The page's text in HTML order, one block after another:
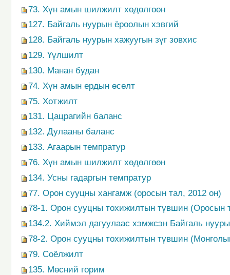
73. Хүн амын шилжилт хөдөлгөөн
127. Байгаль нуурын ёроолын хэвгий
128. Байгаль нуурын хажуугын зүг зовхис
129. Үүлшилт
130. Манан будан
74. Хүн амын ердын өсөлт
75. Хотжилт
131. Цацрагийн баланс
132. Дулааны баланс
133. Агаарын темпратур
76. Хүн амын шилжилт хөдөлгөөн
134. Усны гадаргын темпратур
77. Орон сууцны хангамж (оросын тал, 2012 он)
78-1. Орон сууцны тохижилтын түвшин (Оросын
134.2. Хиймэл дагуулаас хэмжсэн Байгаль
78-2. Орон сууцны тохижилтын түвшин
79. Соёлжилт
135. Мөсний горим